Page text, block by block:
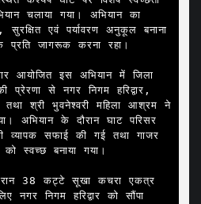
चलाया गया। अभियान का
सुरक्षित एवं पर्यावरण अनुकूल बनाना
जागरूक करना रहा।
प्रेरणा से नगर निगम हरिद्वार,
श्री भुवनेश्वरी महिला आश्रम ने
अभियान के दौरान घाट परिसर
सफाई की गई तथा गाजर
स्वच्छ बनाया गया।
नगर निगम हरिद्वार को सौंपा